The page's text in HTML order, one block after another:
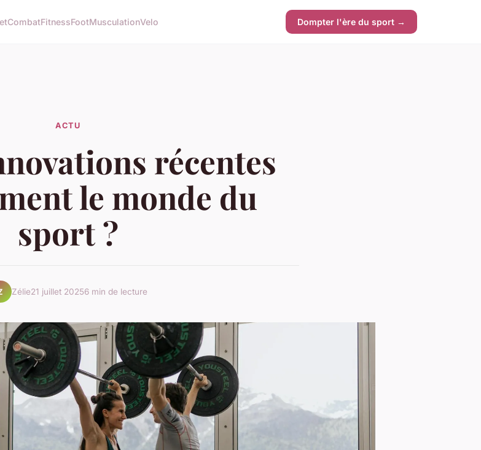
CombatFitnessFootMusculationVelo Dompter l'ère du sport →
ACTU
récentes
le monde du
sport ?
Zélie21 juillet 20256 min de lecture